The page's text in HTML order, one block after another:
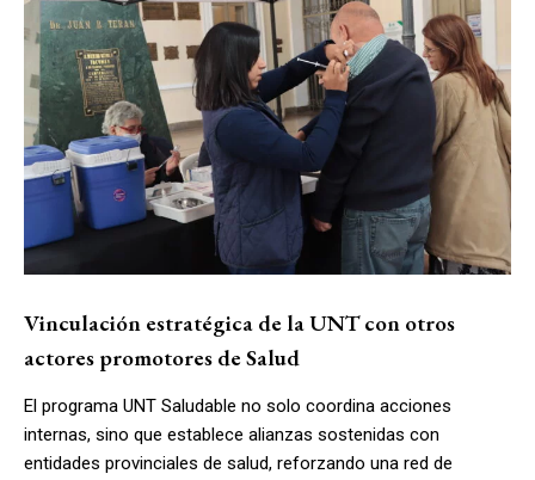
Vinculación estratégica de la UNT con otros
actores promotores de Salud
El programa UNT Saludable no solo coordina acciones
internas, sino que establece alianzas sostenidas con
entidades provinciales de salud, reforzando una red de